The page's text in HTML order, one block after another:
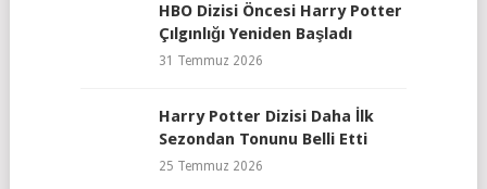
HBO Dizisi Öncesi Harry Potter
Çılgınlığı Yeniden Başladı
31 Temmuz 2026
Harry Potter Dizisi Daha İlk
Sezondan Tonunu Belli Etti
25 Temmuz 2026